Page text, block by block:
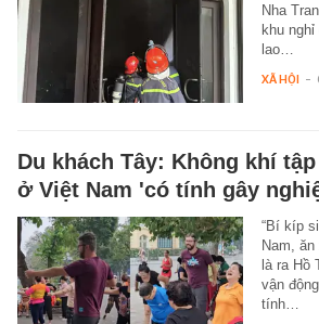
Nha
khu
lao…
XÃ HỘI -
Du khách Tây: Không khí
ở Việt Nam 'có tính gây
“Bí kíp
Nam,
là ra Hồ
vận
tính…